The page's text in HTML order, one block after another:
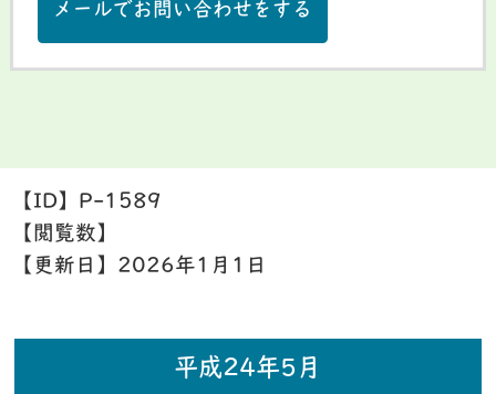
メールでお問い合わせをする
【ID】 P-1589
【閲覧数】
【更新日】 2026年1月1日
平成24年5月